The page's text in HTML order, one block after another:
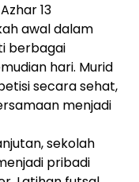
13
awal dalam
berbagai
hari. Murid
secara sehat,
menjadi
sekolah
pribadi